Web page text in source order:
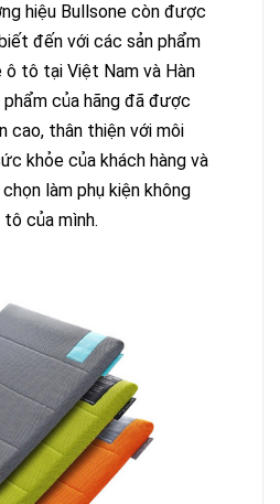
hiệu Bullsone còn được
đến với các sản phẩm
ô tô tại Việt Nam và Hàn
của hãng đã được
cao, thân thiện với môi
khỏe của khách hàng và
làm phụ kiện không
của mình.